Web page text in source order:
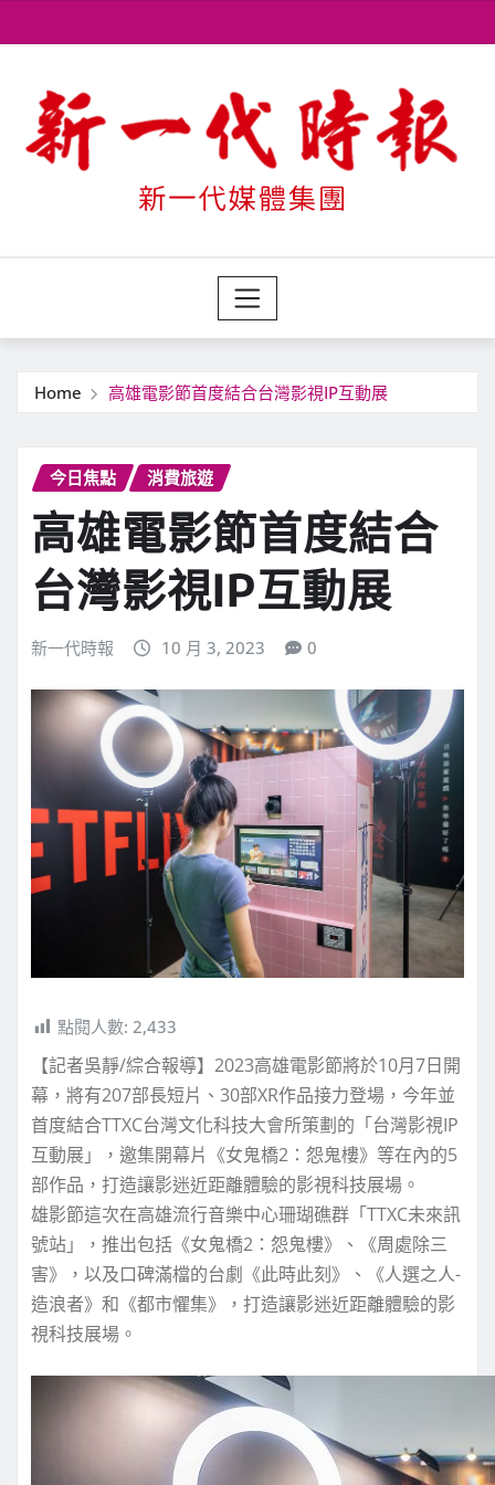
to
Home 高雄電影節首度結合台灣影視IP互動展
今日焦點 消費旅遊
高雄電影節首度結合
台灣影視IP互動展
新一代時報 10 月 3, 2023 0
點閱人數: 2,433
【記者吳靜/綜合報導】2023高雄電影節將於10月7日開
幕，將有207部長短片、30部XR作品接力登場，今年並
首度結合TTXC台灣文化科技大會所策劃的「台灣影視IP
互動展」，邀集開幕片《女鬼橋2：怨鬼樓》等在內的5
部作品，打造讓影迷近距離體驗的影視科技展場。
雄影節這次在高雄流行音樂中心珊瑚礁群「TTXC未來訊
號站」，推出包括《女鬼橋2：怨鬼樓》、《周處除三
害》，以及口碑滿檔的台劇《此時此刻》、《人選之人-
造浪者》和《都市懼集》，打造讓影迷近距離體驗的影
視科技展場。